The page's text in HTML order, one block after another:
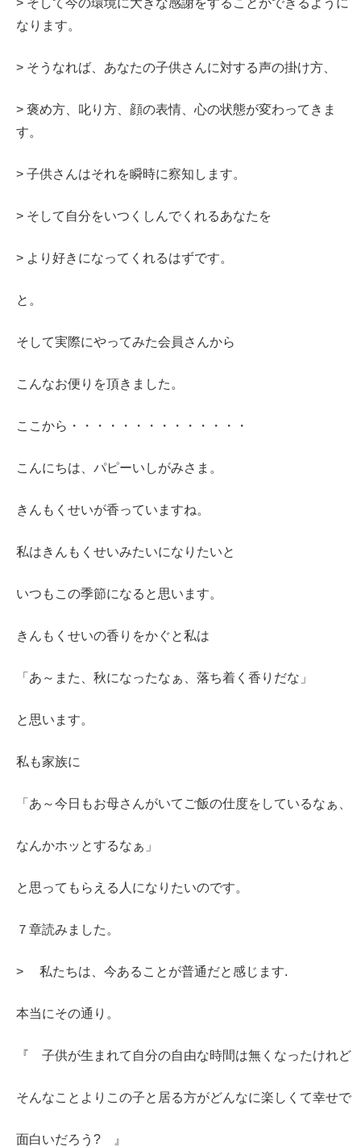
> そして今の環境に大きな感謝をすることができるように
なります。
> そうなれば、あなたの子供さんに対する声の掛け方、
> 褒め方、叱り方、顔の表情、心の状態が変わってきま
す。
> 子供さんはそれを瞬時に察知します。
> そして自分をいつくしんでくれるあなたを
> より好きになってくれるはずです。
と。
そして実際にやってみた会員さんから
こんなお便りを頂きました。
ここから・・・・・・・・・・・・・・
こんにちは、パピーいしがみさま。
きんもくせいが香っていますね。
私はきんもくせいみたいになりたいと
いつもこの季節になると思います。
きんもくせいの香りをかぐと私は
「あ～また、秋になったなぁ、落ち着く香りだな」
と思います。
私も家族に
「あ～今日もお母さんがいてご飯の仕度をしているなぁ、
なんかホッとするなぁ」
と思ってもらえる人になりたいのです。
７章読みました。
> 私たちは、今あることが普通だと感じます.
本当にその通り。
『 子供が生まれて自分の自由な時間は無くなったけれど
そんなことよりこの子と居る方がどんなに楽しくて幸せで
面白いだろう? 』